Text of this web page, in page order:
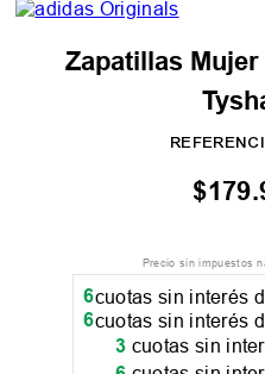
Zapatillas
$179.
Precio sin impuestos
6cuotas sin interés
6cuotas sin interés
3 cuotas sin